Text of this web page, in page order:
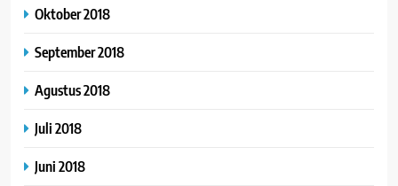
Oktober 2018
September 2018
Agustus 2018
Juli 2018
Juni 2018